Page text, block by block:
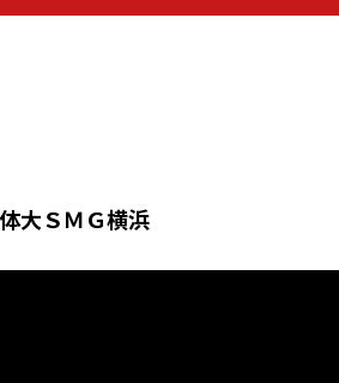
- -
大ＳＭＧ横浜